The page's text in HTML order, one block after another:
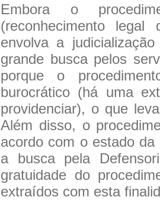
Embora o
(reconhecimento
envolva a
grande busca pelos
porque o
burocrático (há uma
providenciar), o que
Além disso, o
acordo com o estado
a busca pela
gratuidade do
extraídos com esta